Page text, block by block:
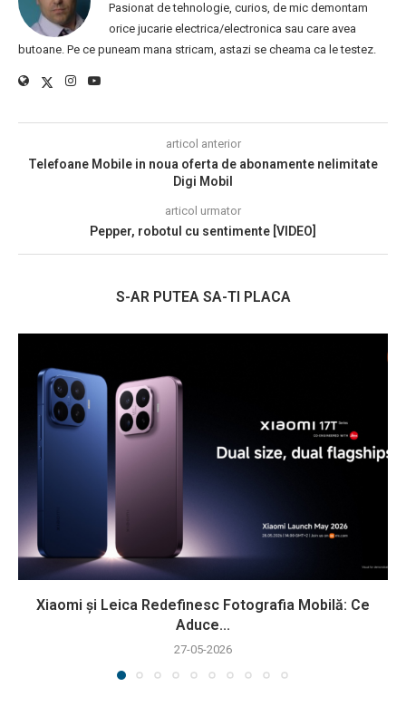
Pasionat de tehnologie, curios, de mic demontam
orice jucarie electrica/electronica sau care avea
butoane. Pe ce puneam mana stricam, astazi se cheama ca le testez.
articol anterior
Telefoane Mobile in noua oferta de abonamente nelimitate
Digi Mobil
articol urmator
Pepper, robotul cu sentimente [VIDEO]
S-AR PUTEA SA-TI PLACA
Xiaomi și Leica Redefinesc Fotografia Mobilă: Ce
Aduce...
27-05-2026